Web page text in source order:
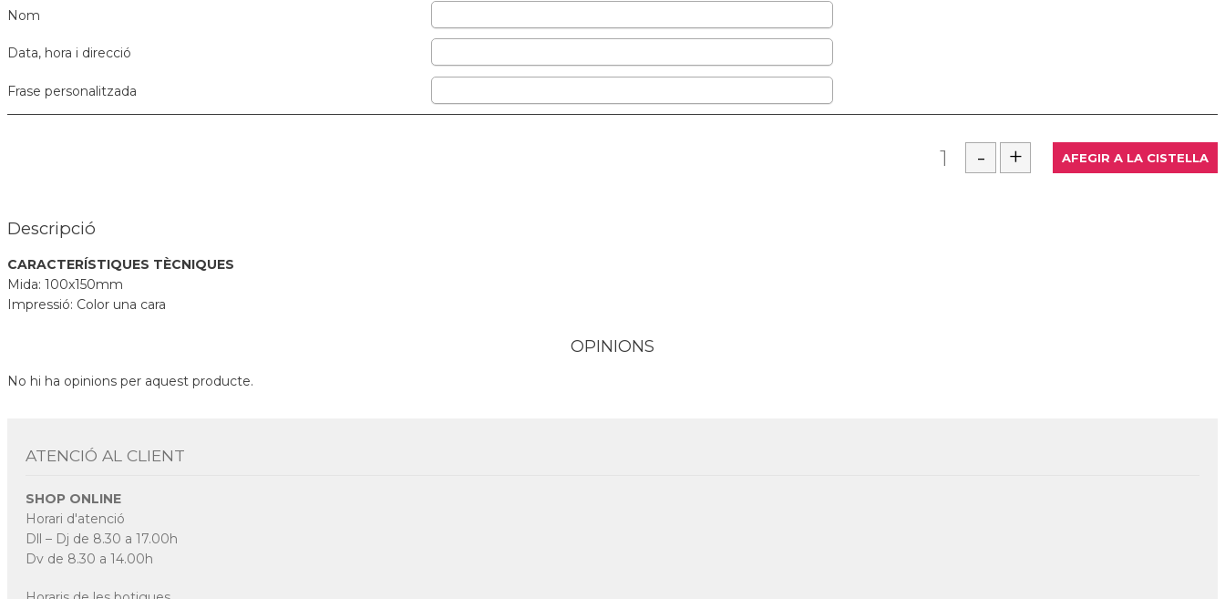
Nom
Data, hora i direcció
Frase personalitzada
Descripció
CARACTERÍSTIQUES TÈCNIQUES
Mida: 100x150mm
Impressió: Color una cara
OPINIONS
No hi ha opinions per aquest producte.
ATENCIÓ AL CLIENT
SHOP ONLINE
Horari d'atenció
Dll – Dj de 8.30 a 17.00h
Dv de 8.30 a 14.00h